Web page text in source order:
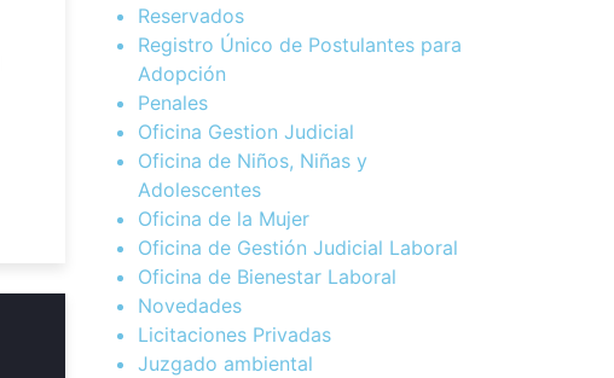
Reservados
Registro Único de Postulantes para
Adopción
Penales
Oficina Gestion Judicial
Oficina de Niños, Niñas y
Adolescentes
Oficina de la Mujer
Oficina de Gestión Judicial Laboral
Oficina de Bienestar Laboral
Novedades
Licitaciones Privadas
Juzgado ambiental